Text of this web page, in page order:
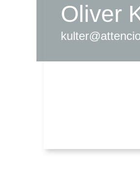
Oliver